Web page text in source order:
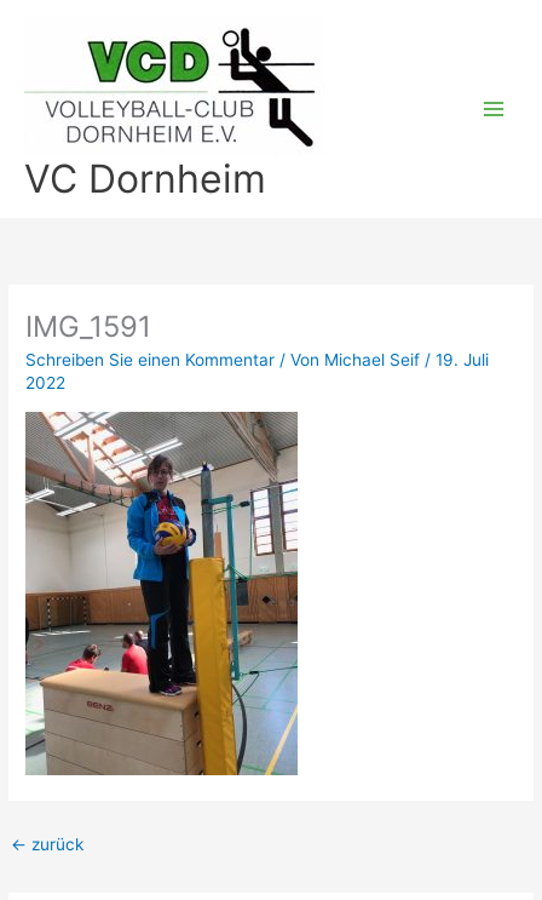
VC Dornheim
IMG_1591
Schreiben Sie einen Kommentar / Von Michael Seif/19. Juli
2022
← zurück